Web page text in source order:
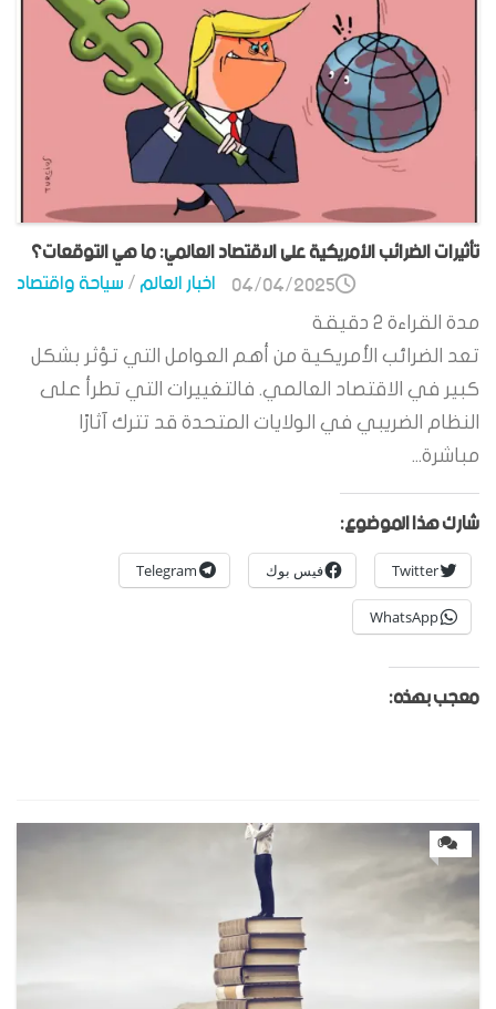
تأثيرات الضرائب الأمريكية على الاقتصاد العالمي: ما هي التوقعات؟
اخبار العالم/سياحة واقتصاد 04/04/2025
مدة القراءة 2 دقيقة
تعد الضرائب الأمريكية من أهم العوامل التي تؤثر بشكل
كبير في الاقتصاد العالمي. فالتغييرات التي تطرأ على
النظام الضريبي في الولايات المتحدة قد تترك آثارًا
مباشرة...
شارك هذا الموضوع:
Twitter فيس بوك Telegram
WhatsApp
معجب بهذه:
0